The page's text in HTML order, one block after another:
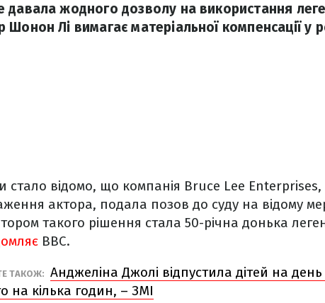
давала жодного дозволу на використання
Шонон Лі вимагає матеріальної компенсації у
стало відомо, що компанія Bruce Lee
актора, подала позов до суду на відому
такого рішення стала 50-річна донька
BBC.
ТАКОЖ:
Анджеліна Джолі відпустила дітей на
на кілька годин, – ЗМІ